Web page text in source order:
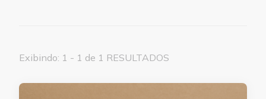
Exibindo: 1 - 1 de 1 RESULTADOS